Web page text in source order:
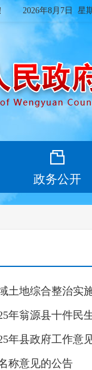
2026年8月7日 星
政务公开
土地综合整治实
年翁源县十件民
年县政府工作意
称意见的公告